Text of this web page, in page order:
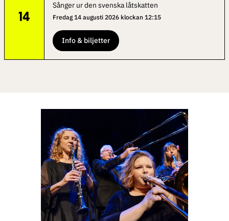
14
Sånger ur den svenska låtskatten
Fredag 14 augusti 2026 klockan 12:15
Info & biljetter